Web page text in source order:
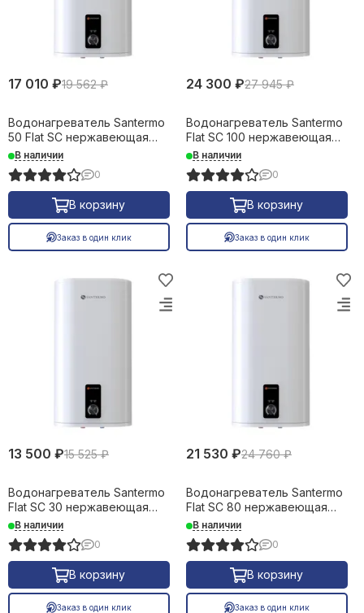
Фильтрация воды
Емкости, баки
17 010 ₽19 562 ₽
Водонагреватель Santermo
50 Flat SC нержавеющая
сталь 50 л 31684
В наличии
0
В корзину
Заказ в один клик
24 300 ₽27 945 ₽
Водонагреватель Santermo
Flat SC 100 нержавеющая
сталь 100 л 31682
В наличии
0
В корзину
Заказ в один клик
13 500 ₽15 525 ₽
Водонагреватель Santermo
Flat SC 30 нержавеющая
сталь 30 л 31683
В наличии
0
В корзину
Заказ в один клик
21 530 ₽24 760 ₽
Водонагреватель Santermo
Flat SC 80 нержавеющая
сталь 80 л 31685
В наличии
0
В корзину
Заказ в один клик